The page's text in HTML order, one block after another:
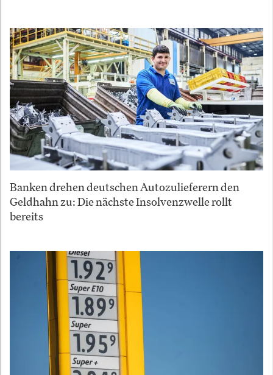
Banken drehen deutschen Autozulieferern den
Geldhahn zu: Die nächste Insolvenzwelle rollt
bereits